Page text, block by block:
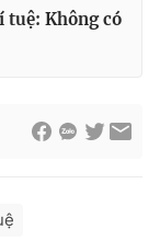
tuệ: Không có